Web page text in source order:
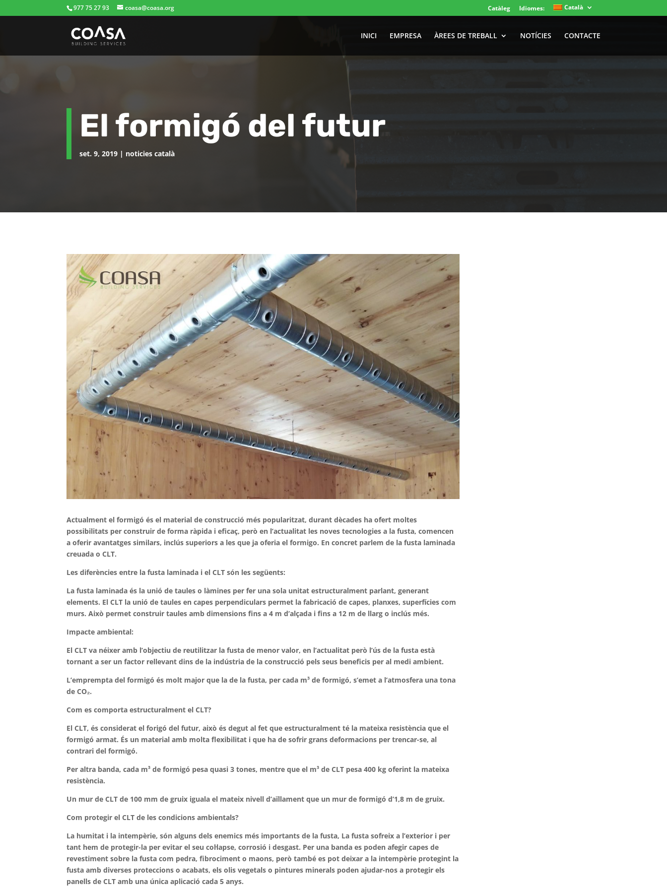
977 75 27 93 coasa@coasa.org Catàleg Idiomes: Català
INICI EMPRESA ÀREES DE TREBALL NOTÍCIES CONTACTE
El formigó del futur
set. 9, 2019 | noticies català
Actualment el formigó és el material de construcció més popularitzat, durant dècades ha ofert moltes
possibilitats per construir de forma ràpida i eficaç, però en l’actualitat les noves tecnologies a la fusta, comencen
a oferir avantatges similars, inclús superiors a les que ja oferia el formigo. En concret parlem de la fusta laminada
creuada o CLT.
Les diferències entre la fusta laminada i el CLT són les següents:
La fusta laminada és la unió de taules o làmines per fer una sola unitat estructuralment parlant, generant
elements. El CLT la unió de taules en capes perpendiculars permet la fabricació de capes, planxes, superfícies com
murs. Això permet construir taules amb dimensions fins a 4 m d’alçada i fins a 12 m de llarg o inclús més.
Impacte ambiental:
El CLT va néixer amb l’objectiu de reutilitzar la fusta de menor valor, en l’actualitat però l’ús de la fusta està
tornant a ser un factor rellevant dins de la indústria de la construcció pels seus beneficis per al medi ambient.
L’emprempta del formigó és molt major que la de la fusta, per cada m³ de formigó, s’emet a l’atmosfera una tona
de CO₂.
Com es comporta estructuralment el CLT?
El CLT, és considerat el forigó del futur, això és degut al fet que estructuralment té la mateixa resistència que el
formigó armat. És un material amb molta flexibilitat i que ha de sofrir grans deformacions per trencar-se, al
contrari del formigó.
Per altra banda, cada m³ de formigó pesa quasi 3 tones, mentre que el m³ de CLT pesa 400 kg oferint la mateixa
resistència.
Un mur de CLT de 100 mm de gruix iguala el mateix nivell d’aïllament que un mur de formigó d’1,8 m de gruix.
Com protegir el CLT de les condicions ambientals?
La humitat i la intempèrie, són alguns dels enemics més importants de la fusta, La fusta sofreix a l’exterior i per
tant hem de protegir-la per evitar el seu col·lapse, corrosió i desgast. Per una banda es poden afegir capes de
revestiment sobre la fusta com pedra, fibrociment o maons, però també es pot deixar a la intempèrie protegint la
fusta amb diverses proteccions o acabats, els olis vegetals o pintures minerals poden ajudar-nos a protegir els
panells de CLT amb una única aplicació cada 5 anys.